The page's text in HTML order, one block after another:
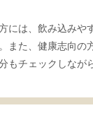
には、飲み込みや
また、健康志向の
もチェックしなが